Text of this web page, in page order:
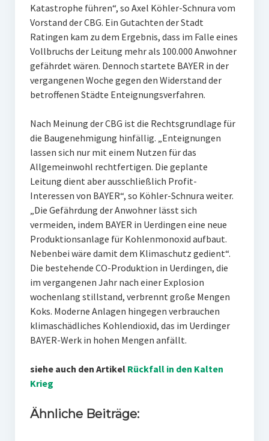
Katastrophe führen“, so Axel Köhler-Schnura vom
Vorstand der CBG. Ein Gutachten der Stadt
Ratingen kam zu dem Ergebnis, dass im Falle eines
Vollbruchs der Leitung mehr als 100.000 Anwohner
gefährdet wären. Dennoch startete BAYER in der
vergangenen Woche gegen den Widerstand der
betroffenen Städte Enteignungsverfahren.
Nach Meinung der CBG ist die Rechtsgrundlage für
die Baugenehmigung hinfällig. „Enteignungen
lassen sich nur mit einem Nutzen für das
Allgemeinwohl rechtfertigen. Die geplante
Leitung dient aber ausschließlich Profit-
Interessen von BAYER“, so Köhler-Schnura weiter.
„Die Gefährdung der Anwohner lässt sich
vermeiden, indem BAYER in Uerdingen eine neue
Produktionsanlage für Kohlenmonoxid aufbaut.
Nebenbei wäre damit dem Klimaschutz gedient“.
Die bestehende CO-Produktion in Uerdingen, die
im vergangenen Jahr nach einer Explosion
wochenlang stillstand, verbrennt große Mengen
Koks. Moderne Anlagen hingegen verbrauchen
klimaschädliches Kohlendioxid, das im Uerdinger
BAYER-Werk in hohen Mengen anfällt.
siehe auch den Artikel Rückfall in den Kalten
Krieg
Ähnliche Beiträge: